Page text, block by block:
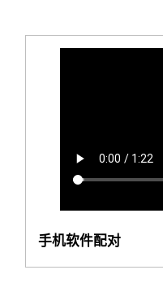
手机软件配对